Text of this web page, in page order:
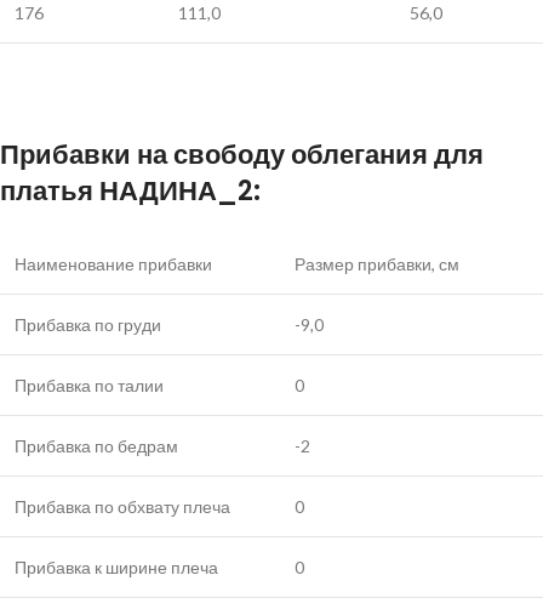
176 111,0 56,0
Прибавки на свободу облегания для
платья НАДИНА_2:
Наименование прибавки Размер прибавки, см
Прибавка по груди -9,0
Прибавка по талии 0
Прибавка по бедрам -2
Прибавка по обхвату плеча 0
Прибавка к ширине плеча 0